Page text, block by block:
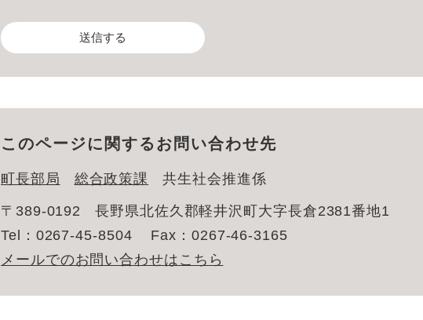
このページに関するお問い合わせ先
町長部局 総合政策課 共生社会推進係
〒389-0192
長野県北佐久郡軽井沢町大字長倉2381番地1
Tel：0267-45-8504
Fax：0267-46-3165
メールでのお問い合わせはこちら